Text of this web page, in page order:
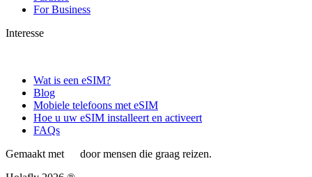
For Business
Interesse
Wat is een eSIM?
Blog
Mobiele telefoons met eSIM
Hoe u uw eSIM installeert en activeert
FAQs
Gemaakt met
door mensen die graag reizen.